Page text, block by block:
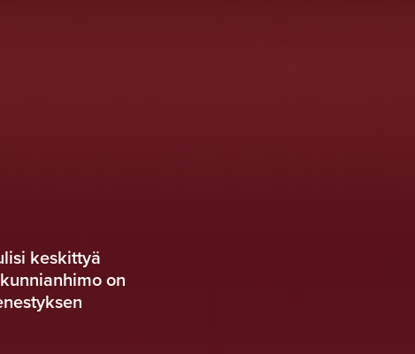
keskittyä
on